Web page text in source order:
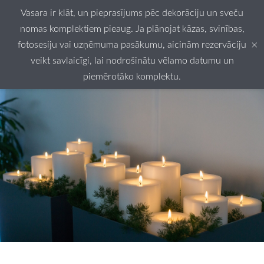
Vasara ir klāt, un pieprasījums pēc dekorāciju un sveču
nomas komplektiem pieaug. Ja plānojat kāzas, svinības,
fotosesiju vai uzņēmuma pasākumu, aicinām rezervāciju
veikt savlaicīgi, lai nodrošinātu vēlamo datumu un
piemērotāko komplektu.
×